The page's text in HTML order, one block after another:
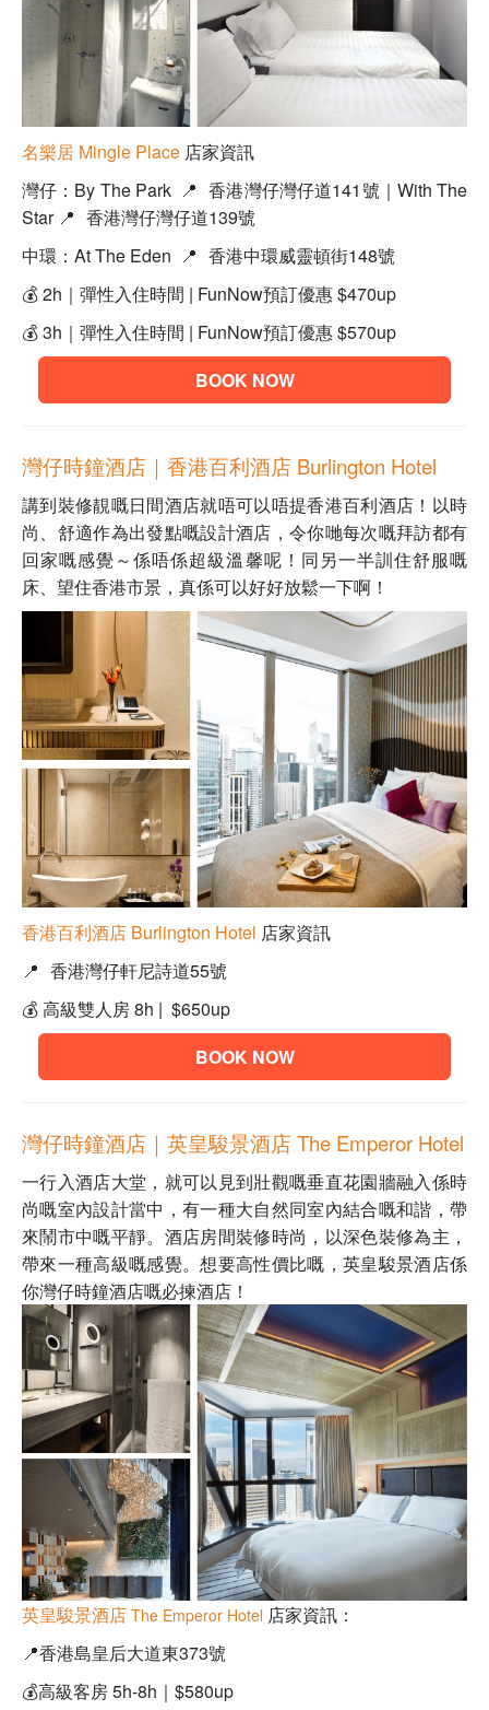
名樂居 Mingle Place 店家資訊
灣仔：By The Park 📍 香港灣仔灣仔道141號｜ With The
Star 📍 香港灣仔灣仔道139號
中環：At The Eden 📍 香港中環威靈頓街148號
💰 2h｜彈性入住時間 | FunNow預訂優惠 $470up
💰 3h｜彈性入住時間 | FunNow預訂優惠 $570up
BOOK NOW
灣仔時鐘酒店｜ 香港百利酒店 Burlington Hotel
講到裝修靚嘅日間酒店就唔可以唔提香港百利酒店！以時
尚、舒適作為出發點嘅設計酒店，令你哋每次嘅拜訪都有
回家嘅感覺～係唔係超級溫馨呢！同另一半訓住舒服嘅
床、望住香港市景，真係可以好好放鬆一下啊！
香港百利酒店 Burlington Hotel 店家資訊
📍 香港灣仔軒尼詩道55號
💰 高級雙人房 8h | $650up
BOOK NOW
灣仔時鐘酒店｜ 英皇駿景酒店 The Emperor Hotel
一行入酒店大堂，就可以見到壯觀嘅垂直花園牆融入係時
尚嘅室內設計當中，有一種大自然同室內結合嘅和諧 ，帶
來鬧市中嘅平靜。酒店房間裝修時尚，以深色裝修為主，
帶來一種高級嘅感覺。想要高性價比嘅， 英皇駿景酒店係
你灣仔時鐘酒店嘅必揀酒店！
英皇駿景酒店 The Emperor Hotel 店家資訊：
📍香港島皇后大道東373號
💰高級客房 5h-8h｜$580up